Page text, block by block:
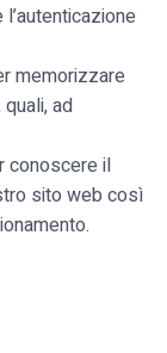
memorizzare
ad
conoscere il
sito web così